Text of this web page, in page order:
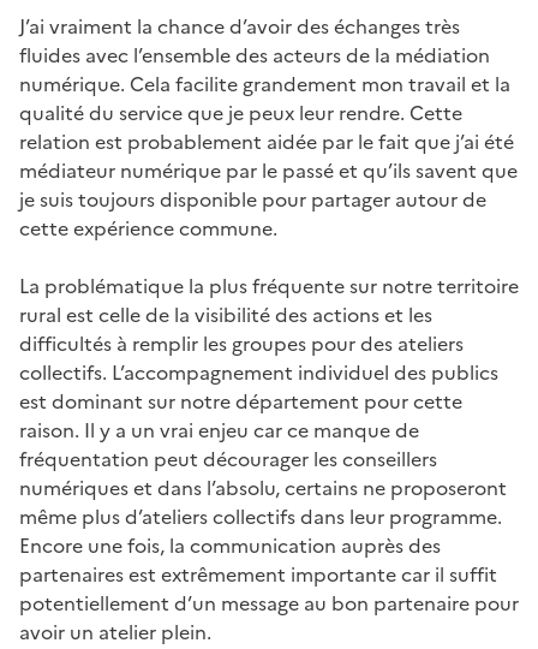
J’ai vraiment la chance d’avoir des échanges très
fluides avec l’ensemble des acteurs de la médiation
numérique. Cela facilite grandement mon travail et la
qualité du service que je peux leur rendre. Cette
relation est probablement aidée par le fait que j’ai été
médiateur numérique par le passé et qu’ils savent que
je suis toujours disponible pour partager autour de
cette expérience commune.
La problématique la plus fréquente sur notre territoire
rural est celle de la visibilité des actions et les
difficultés à remplir les groupes pour des ateliers
collectifs. L’accompagnement individuel des publics
est dominant sur notre département pour cette
raison. Il y a un vrai enjeu car ce manque de
fréquentation peut décourager les conseillers
numériques et dans l’absolu, certains ne proposeront
même plus d’ateliers collectifs dans leur programme.
Encore une fois, la communication auprès des
partenaires est extrêmement importante car il suffit
potentiellement d’un message au bon partenaire pour
avoir un atelier plein.